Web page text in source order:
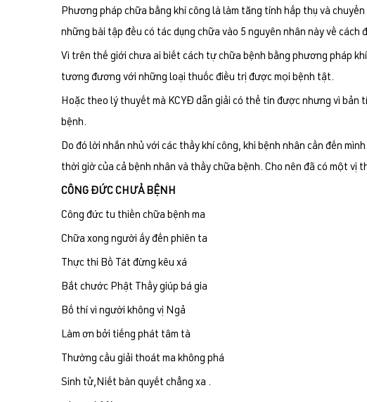
Phương pháp chữa bằng khí công là làm tăng tính hấp thụ và
những bài tập đều có tác dụng chữa vào 5 nguyên nhân này về cách
Vì trên thế giới chưa ai biết cách tự chữa bệnh bằng phương pháp
tương đương với những loại thuốc điều trị được mọi bệnh tật.
Hoặc theo lý thuyết mà KCYĐ dẫn giải có thể tin được nhưng vì
bệnh.
Do đó lời nhắn nhủ với các thầy khí công, khi bệnh nhân cần đến
thời giờ của cả bệnh nhân và thầy chữa bệnh. Cho nên đã có một vị
CÔNG ĐỨC CHƯẢ BỆNH
Công đức tu thiền chữa bệnh ma
Chữa xong người ấy đến phiên ta
Thực thi Bồ Tát đừng kêu xá
Bắt chước Phật Thầy giúp bá gia
Bố thí vì người không vị Ngả
Làm ơn bởi tiếng phát tâm tà
Thường cầu giải thoát ma không phá
Sinh tử,Niết bàn quyết chẳng xa .